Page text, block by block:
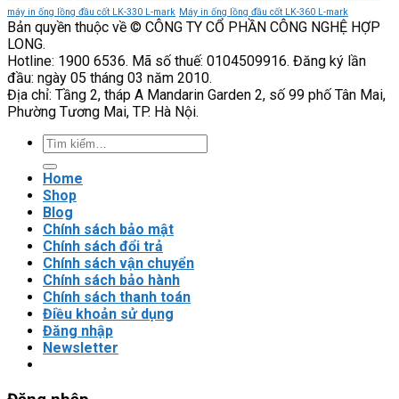
VEICHIđộ
tin
của
thống
3
VEICHI
phù
với
máy in ống lồng đầu cốt LK-330 L-mark Máy in ống lồng đầu cốt LK-360 L-mark
Bản quyền thuộc về © CÔNG TY CỔ PHẦN CÔNG NGHỆ HỢP
LONG.
Hotline: 1900 6536. Mã số thuế: 0104509916. Đăng ký lần
đầu: ngày 05 tháng 03 năm 2010.
Địa chỉ: Tầng 2, tháp A Mandarin Garden 2, số 99 phố Tân Mai,
Phường Tương Mai, TP. Hà Nội.
Tìm
Home
Shop
Blog
Chính sách bảo mật
Chính sách đổi trả
Chính sách vận chuyển
Chính sách bảo hành
Chính sách thanh toán
Điều khoản sử dụng
Đăng nhập
Newsletter